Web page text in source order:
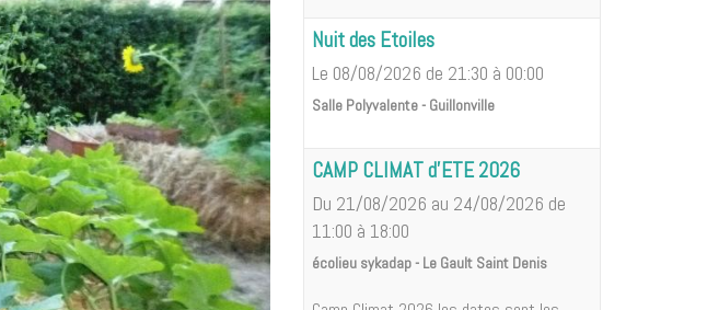
Nuit des Etoiles
Le 08/08/2026 de 21:30 à 00:00
Salle Polyvalente - Guillonville
CAMP CLIMAT d'ETE 2026
Du 21/08/2026 au 24/08/2026 de
11:00 à 18:00
écolieu sykadap - Le Gault Saint Denis